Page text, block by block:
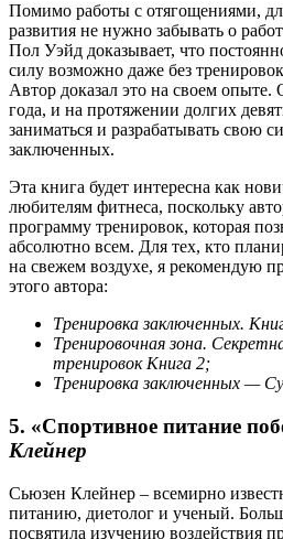
Помимо работы с отягощениями,
развития не нужно забывать о
Пол Уэйд доказывает, что
силу возможно даже без
Автор доказал это на своем
года, и на протяжении долгих
заниматься и разрабатывать свою
заключенных.
Эта книга будет интересна как
любителям фитнеса, поскольку
программу тренировок, которая
абсолютно всем. Для тех, кто
на свежем воздухе, я рекомендую
этого автора:
Тренировка заключенных.
Тренировочная зона.
тренировок Книга 2;
Тренировка заключенных —
5. «Спортивное питание
Клейнер
Сьюзен Клейнер – всемирно
питанию, диетолог и ученый.
посвятила изучению воздействия